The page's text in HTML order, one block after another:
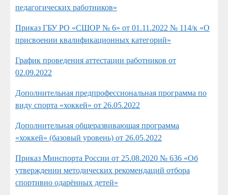
педагогических работников»
Приказ ГБУ РО «СШОР № 6» от 01.11.2022 № 114/к «О
присвоении квалификационных категорий»
График проведения аттестации работников от
02.09.2022
Дополнительная предпрофессиональная программа по
виду спорта «хоккей» от 26.05.2022
Дополнительная общеразвивающая программа
«хоккей» (базовый уровень) от 26.05.2022
Приказ Минспорта России от 25.08.2020 № 636 «Об
утверждении методических рекомендаций отбора
спортивно одарённых детей»